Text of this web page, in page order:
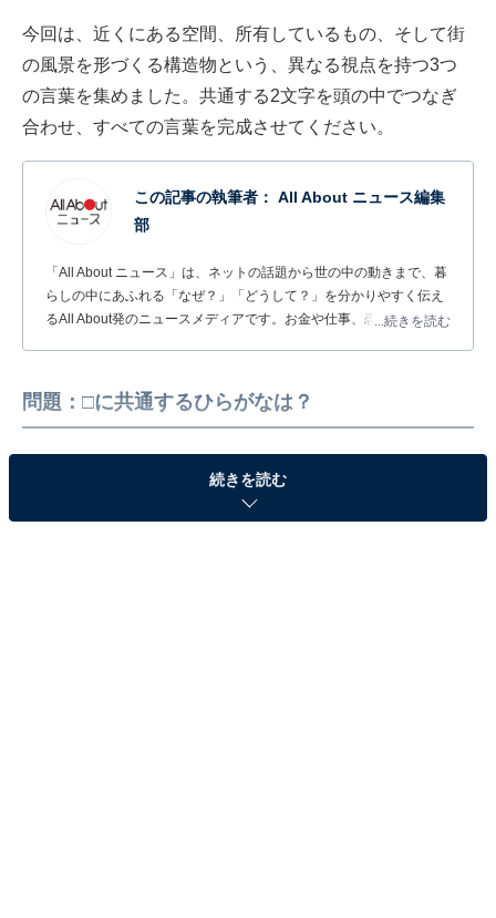
今回は、近くにある空間、所有しているもの、そして街
の風景を形づくる構造物という、異なる視点を持つ3つ
の言葉を集めました。共通する2文字を頭の中でつなぎ
合わせ、すべての言葉を完成させてください。
この記事の執筆者： All About ニュース編集
部
「All About ニュース」は、ネットの話題から世の中の動きまで、暮
らしの中にあふれる「なぜ？」「どうして？」を分かりやすく伝え
るAll About発のニュースメディアです。お金や仕事、恋愛、ITに関
...続きを読む
問題：□に共通するひらがなは？
続きを読む